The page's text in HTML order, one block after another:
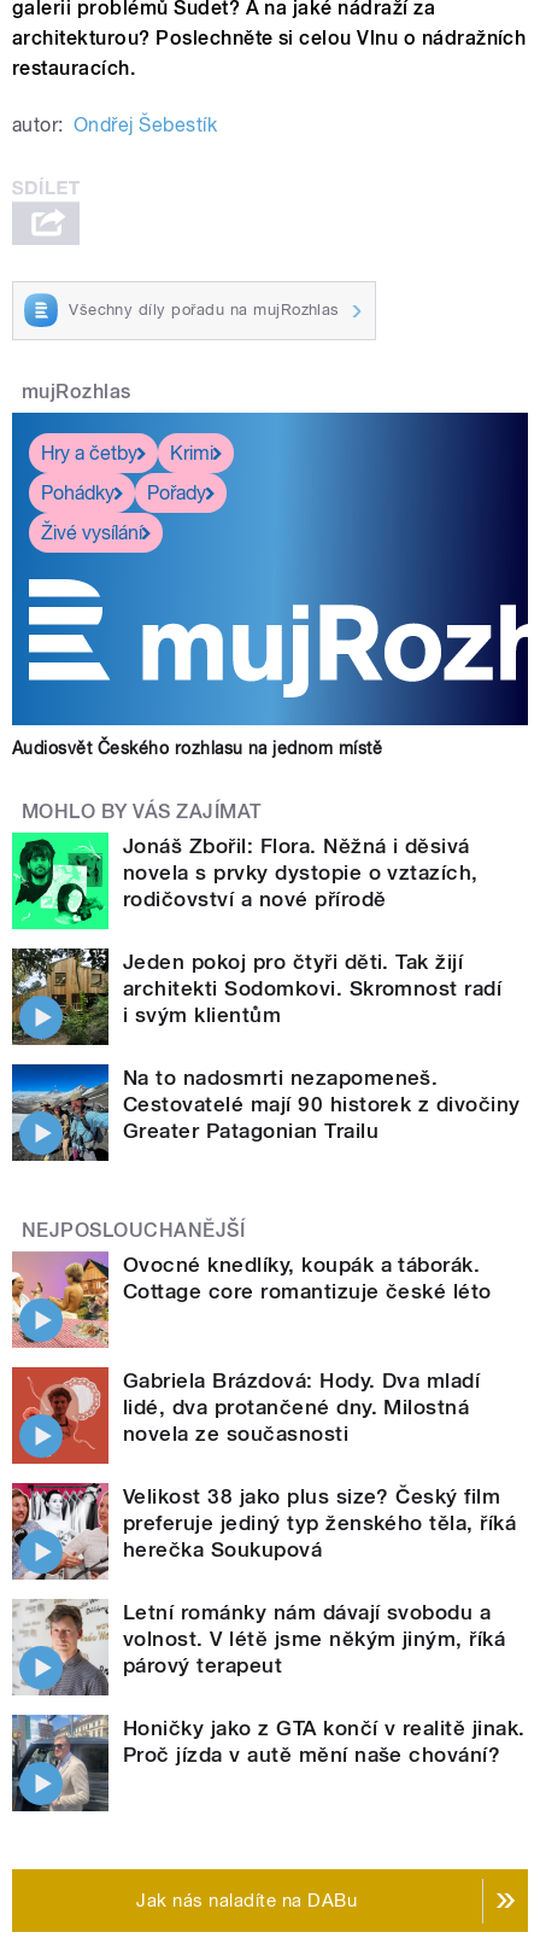
galerii problémů Sudet? A na jaké nádraží za
architekturou? Poslechněte si celou Vlnu o nádražních
restauracích.
autor: Ondřej Šebestík
Všechny díly pořadu na mujRozhlas
mujRozhlas
Hry a četby
Krimi
Pohádky
Pořady
Živé vysílání
Audiosvět Českého rozhlasu na jednom místě
MOHLO BY VÁS ZAJÍMAT
Jonáš Zbořil: Flora. Něžná i děsivá
novela s prvky dystopie o vztazích,
rodičovství a nové přírodě
Jeden pokoj pro čtyři děti. Tak žijí
architekti Sodomkovi. Skromnost radí
i svým klientům
Na to nadosmrti nezapomeneš.
Cestovatelé mají 90 historek z divočiny
Greater Patagonian Trailu
NEJPOSLOUCHANĚJŠÍ
Ovocné knedlíky, koupák a táborák.
Cottage core romantizuje české léto
Gabriela Brázdová: Hody. Dva mladí
lidé, dva protančené dny. Milostná
novela ze současnosti
Velikost 38 jako plus size? Český film
preferuje jediný typ ženského těla, říká
herečka Soukupová
Letní románky nám dávají svobodu a
volnost. V létě jsme někým jiným, říká
párový terapeut
Honičky jako z GTA končí v realitě jinak.
Proč jízda v autě mění naše chování?
Jak nás naladíte na DABu